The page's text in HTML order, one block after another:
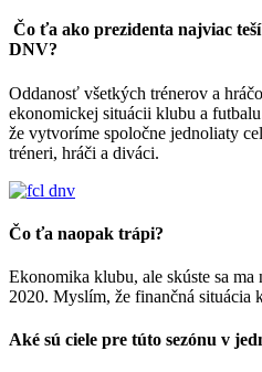
Čo ťa ako prezidenta najviac
DNV?
Oddanosť všetkých trénerov a
ekonomickej situácii klubu a
že vytvoríme spoločne jednoliaty
tréneri, hráči a diváci.
Čo ťa naopak trápi?
Ekonomika klubu, ale skúste sa
2020. Myslím, že finančná situácia
Aké sú ciele pre túto sezónu v